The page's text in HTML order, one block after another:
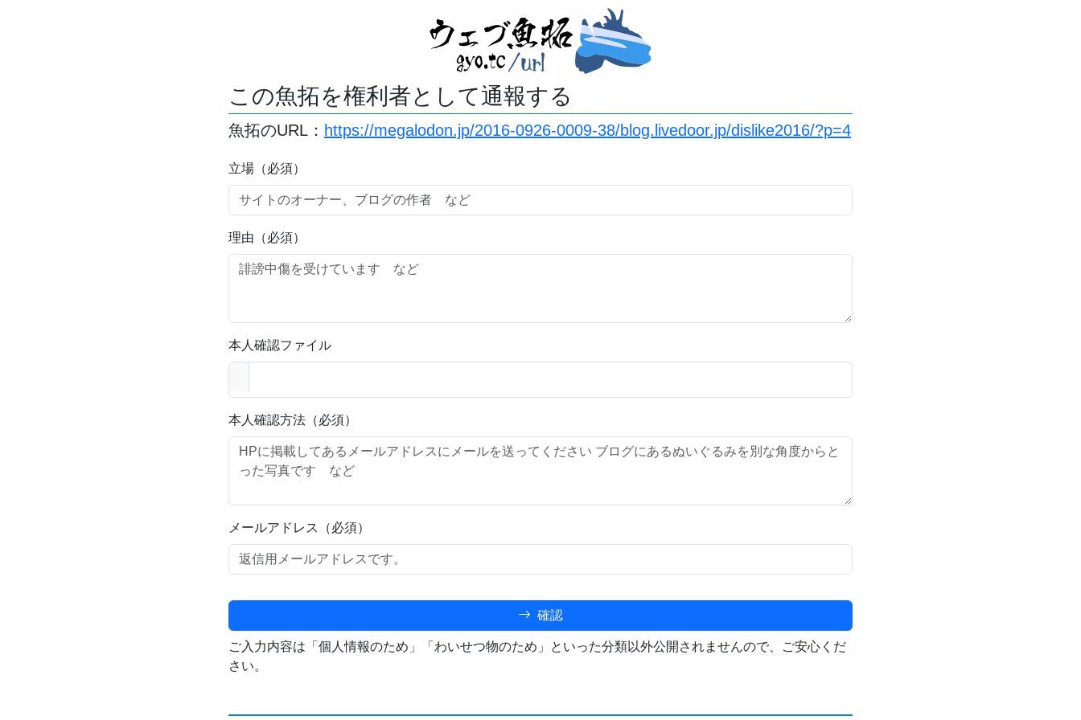
この魚拓を権利者として通報する
魚拓のURL： https://megalodon.jp/2016-0926-0009-38/blog.livedoor.jp/dislike2016/?p=4
立場（必須）
理由（必須）
本人確認ファイル
本人確認方法（必須）
メールアドレス（必須）
確認
ご入力内容は「個人情報のため」「わいせつ物のため」といった分類以外公開されませんので、ご安心くだ
さい。